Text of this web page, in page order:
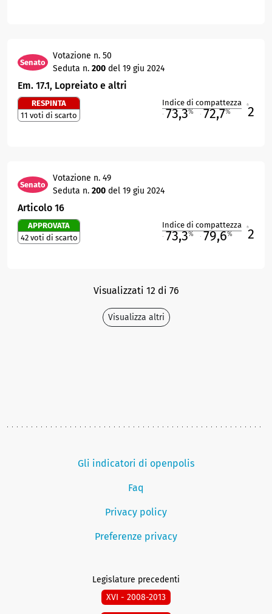
Senato
Votazione n. 50
Seduta n. 200 del 19 giu 2024
Em. 17.1, Lopreiato e altri
RESPINTA
11 voti di scarto
Indice di compattezza
73,3% 72,7% 2
Senato
Votazione n. 49
Seduta n. 200 del 19 giu 2024
Articolo 16
APPROVATA
42 voti di scarto
Indice di compattezza
73,3% 79,6% 2
Visualizzati 12 di 76
Visualizza altri
Gli indicatori di openpolis
Faq
Privacy policy
Preferenze privacy
Legislature precedenti
XVI - 2008-2013